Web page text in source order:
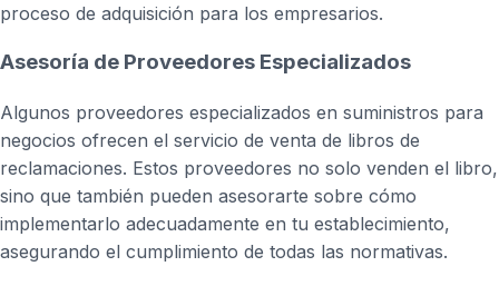
proceso de adquisición para los empresarios.
Asesoría de Proveedores Especializados
Algunos proveedores especializados en suministros para
negocios ofrecen el servicio de venta de libros de
reclamaciones. Estos proveedores no solo venden el libro,
sino que también pueden asesorarte sobre cómo
implementarlo adecuadamente en tu establecimiento,
asegurando el cumplimiento de todas las normativas.